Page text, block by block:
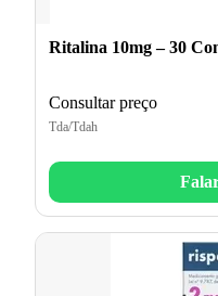
Ritalina 10mg – 30
Consultar preço
Tda/Tdah